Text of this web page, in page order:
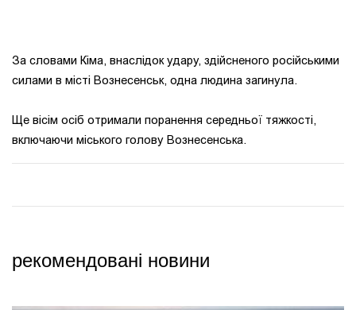
За словами Кіма, внаслідок удару, здійсненого російськими
силами в місті Вознесенськ, одна людина загинула.
Ще вісім осіб отримали поранення середньої тяжкості,
включаючи міського голову Вознесенська.
рекомендовані новини